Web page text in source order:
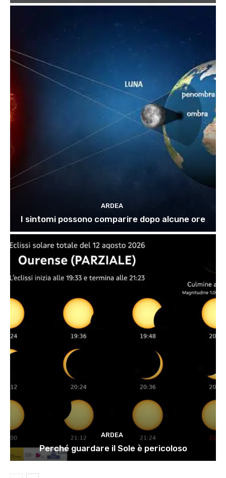
ARDEA
I sintomi possono comparire dopo alcune ore
ARDEA
Perché guardare il Sole è pericoloso